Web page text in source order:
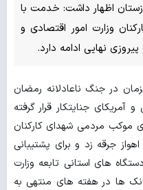
اظهار داشت: خدمت با
وزارت امور اقتصادی و
نهایی ادامه دارد.
در جنگ ناعادلانه رمضان
جنایتکار قرار گرفته
موکب مردمی شهدای کارکنان
جرقه زد و برای پشتیبانی
های استانی تابعه وزارت
ها در هفته های منتهی به